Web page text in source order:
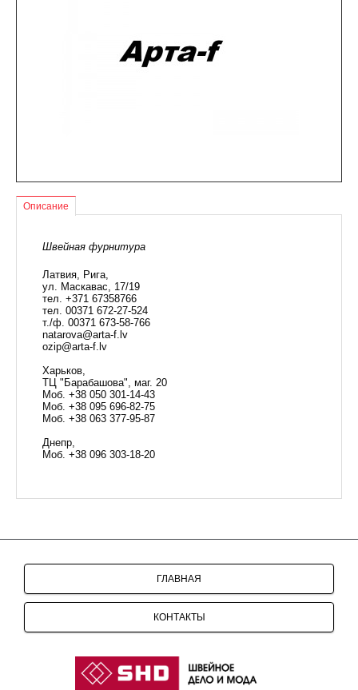
Описание
Латвия, Рига,
ул. Маскавас, 17/19
тел. +371 67358766
тел. 00371 672-27-524
т./ф. 00371 673-58-766
natarova@arta-f.lv
ozip@arta-f.lv
Харьков,
ТЦ "Барабашова", маг. 20
Моб. +38 050 301-14-43
Моб. +38 095 696-82-75
Моб. +38 063 377-95-87
Днепр,
Моб. +38 096 303-18-20
Швейная фурнитура
ГЛАВНАЯ
КОНТАКТЫ